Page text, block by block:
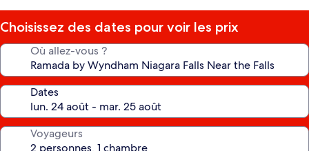
Choisissez des dates pour voir les prix
Où allez-vous ?
Dates
Voyageurs